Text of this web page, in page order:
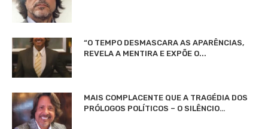
“O TEMPO DESMASCARA AS APARÊNCIAS,
REVELA A MENTIRA E EXPÕE O...
MAIS COMPLACENTE QUE A TRAGÉDIA DOS
PRÓLOGOS POLÍTICOS – O SILÊNCIO…